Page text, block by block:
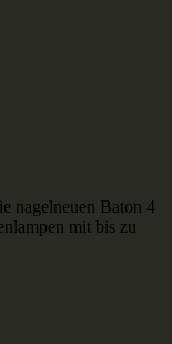
nagelneuen Baton 4
mit bis zu